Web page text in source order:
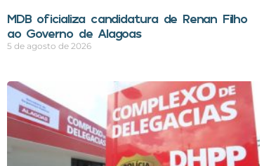
MDB oficializa candidatura de Renan Filho
ao Governo de Alagoas
5 de agosto de 2026